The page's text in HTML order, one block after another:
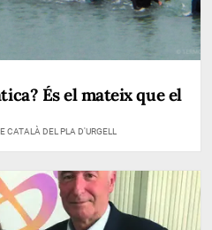
És el mateix que el
CATALÀ DEL PLA D'URGELL